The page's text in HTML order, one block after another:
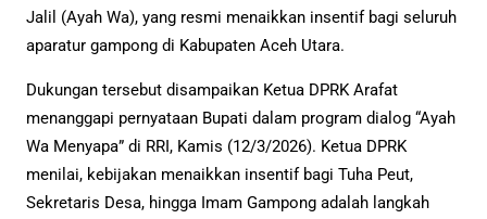
Jalil (Ayah Wa), yang resmi menaikkan insentif bagi seluruh
aparatur gampong di Kabupaten Aceh Utara.
Dukungan tersebut disampaikan Ketua DPRK Arafat
menanggapi pernyataan Bupati dalam program dialog “Ayah
Wa Menyapa” di RRI, Kamis (12/3/2026). Ketua DPRK
menilai, kebijakan menaikkan insentif bagi Tuha Peut,
Sekretaris Desa, hingga Imam Gampong adalah langkah